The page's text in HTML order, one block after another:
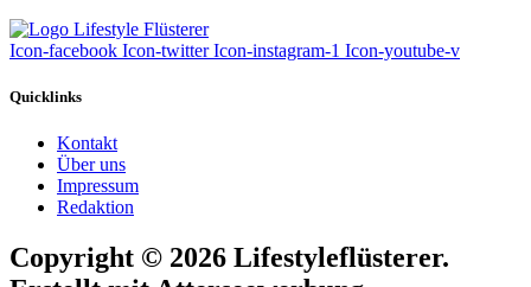
Icon-facebook Icon-twitter Icon-instagram-1 Icon-youtube-v
Quicklinks
Kontakt
Über uns
Impressum
Redaktion
Copyright © 2026 Lifestyleflüsterer.